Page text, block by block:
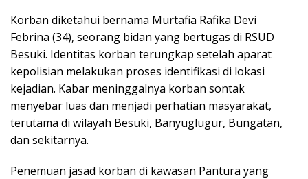
Korban diketahui bernama Murtafia Rafika Devi
Febrina (34), seorang bidan yang bertugas di RSUD
Besuki. Identitas korban terungkap setelah aparat
kepolisian melakukan proses identifikasi di lokasi
kejadian. Kabar meninggalnya korban sontak
menyebar luas dan menjadi perhatian masyarakat,
terutama di wilayah Besuki, Banyuglugur, Bungatan,
dan sekitarnya.
Penemuan jasad korban di kawasan Pantura yang